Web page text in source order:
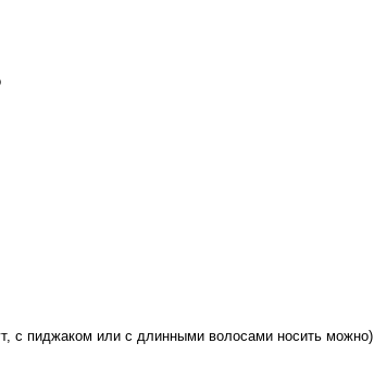
с пиджаком или с длинными волосами носить можно)